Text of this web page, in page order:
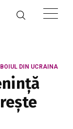
DIN UCRAINA